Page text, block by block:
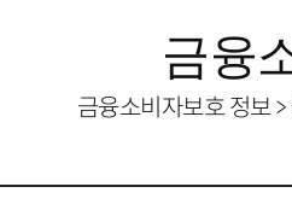
금융
금융소비자보호 정보